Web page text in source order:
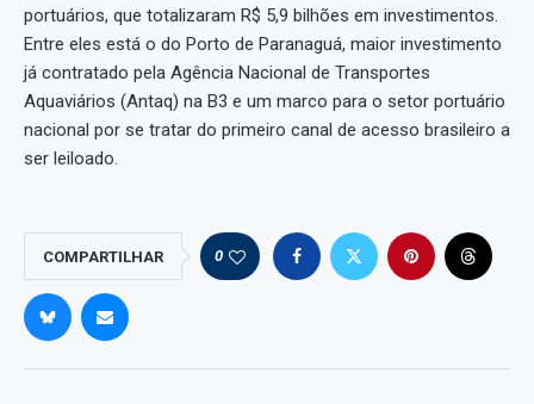
portuários, que totalizaram R$ 5,9 bilhões em investimentos.
Entre eles está o do Porto de Paranaguá, maior investimento
já contratado pela Agência Nacional de Transportes
Aquaviários (Antaq) na B3 e um marco para o setor portuário
nacional por se tratar do primeiro canal de acesso brasileiro a
ser leiloado.
COMPARTILHAR 0